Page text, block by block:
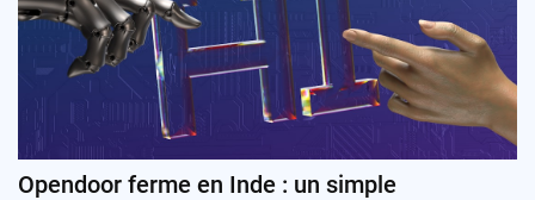
Opendoor ferme en Inde : un simple